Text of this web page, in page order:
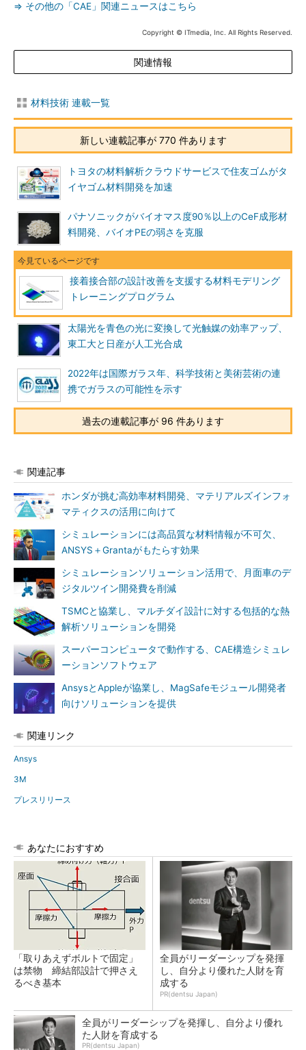
⇒ その他の「CAE」関連ニュースはこちら
Copyright © ITmedia, Inc. All Rights Reserved.
関連情報
材料技術 連載一覧
新しい連載記事が 770 件あります
トヨタの材料解析クラウドサービスで住友ゴムがタ
イヤゴム材料開発を加速
パナソニックがバイオマス度90％以上のCeF成形材
料開発、バイオPEの弱さを克服
接着接合部の設計改善を支援する材料モデリング
トレーニングプログラム
太陽光を青色の光に変換して光触媒の効率アップ、
東工大と日産が人工光合成
2022年は国際ガラス年、科学技術と美術芸術の連
携でガラスの可能性を示す
過去の連載記事が 96 件あります
関連記事
ホンダが挑む高効率材料開発、マテリアルズインフォ
マティクスの活用に向けて
シミュレーションには高品質な材料情報が不可欠、
ANSYS＋Grantaがもたらす効果
シミュレーションソリューション活用で、月面車のデ
ジタルツイン開発費を削減
TSMCと協業し、マルチダイ設計に対する包括的な熱
解析ソリューションを開発
スーパーコンピュータで動作する、CAE構造シミュレ
ーションソフトウェア
AnsysとAppleが協業し、MagSafeモジュール開発者
向けソリューションを提供
関連リンク
Ansys
3M
プレスリリース
あなたにおすすめ
「取りあえずボルトで固定」
は禁物 締結部設計で押さえ
るべき基本
全員がリーダーシップを発揮
し、自分より優れた人財を育
成する
PR(dentsu Japan)
全員がリーダーシップを発揮し、自分より優れ
た人財を育成する
PR(dentsu Japan)